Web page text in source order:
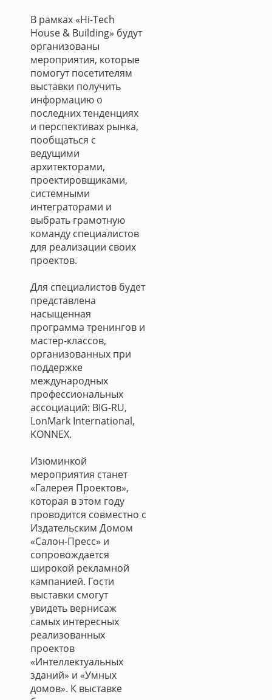
В рамках «Hi-Tech
House & Building» будут
организованы
мероприятия, которые
помогут посетителям
выставки получить
информацию о
последних тенденциях
и перспективах рынка,
пообщаться с
ведущими
архитекторами,
проектировщиками,
системными
интеграторами и
выбрать грамотную
команду специалистов
для реализации своих
проектов.
Для специалистов будет
представлена
насыщенная
программа тренингов и
мастер-классов,
организованных при
поддержке
международных
профессиональных
ассоциаций: BIG-RU,
LonMark International,
KONNEX.
Изюминкой
мероприятия станет
«Галерея Проектов»,
которая в этом году
проводится совместно с
Издательским Домом
«Салон-Пресс» и
сопровождается
широкой рекламной
кампанией. Гости
выставки смогут
увидеть вернисаж
самых интересных
реализованных
проектов
«Интеллектуальных
зданий» и «Умных
домов». К выставке